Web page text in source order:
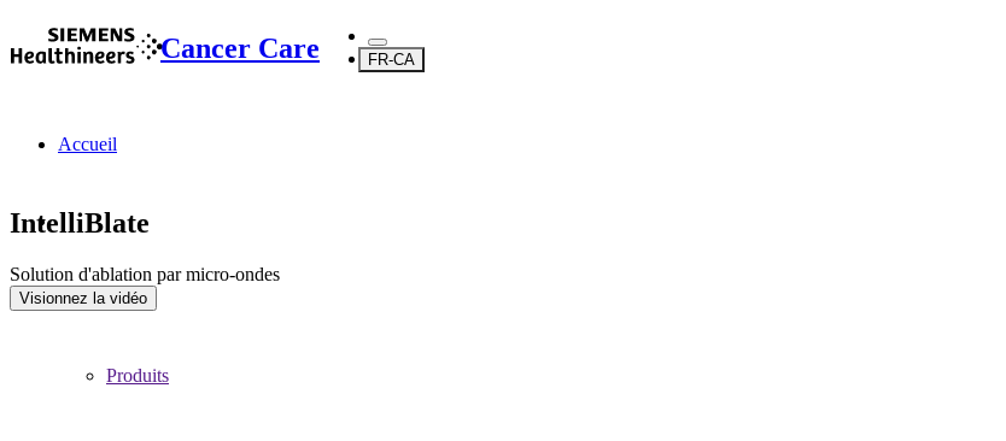
Cancer Care FR-CA
Accueil
...
Produits
IntelliBlate
Solution d'ablation par micro-ondes
Visionnez la vidéo